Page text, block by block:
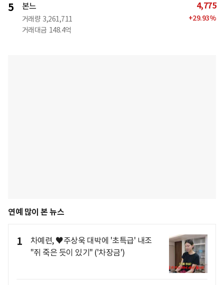
5 본느
거래량 3,261,711
거래대금 148.4억
4,775
+29.93%
연예 많이 본 뉴스
1
차예련, ♥주상욱 대박에 '초특급' 내조
"쥐 죽은 듯이 있기" ('차장금')